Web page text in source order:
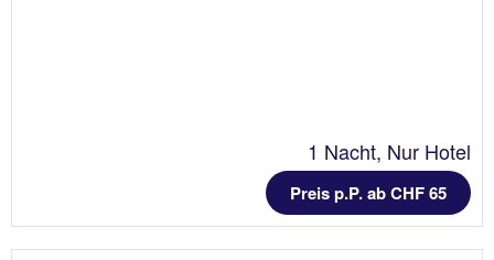
1 Nacht, Nur Hotel
Preis p.P. ab CHF 65